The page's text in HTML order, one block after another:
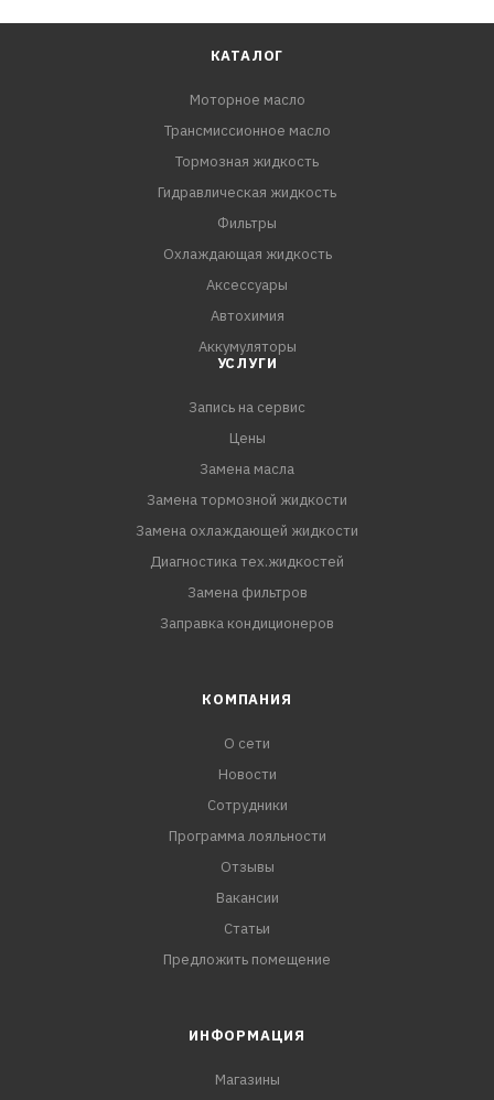
КАТАЛОГ
Моторное масло
Трансмиссионное масло
Тормозная жидкость
Гидравлическая жидкость
Фильтры
Охлаждающая жидкость
Аксессуары
Автохимия
Аккумуляторы
УСЛУГИ
Запись на сервис
Цены
Замена масла
Замена тормозной жидкости
Замена охлаждающей жидкости
Диагностика тех.жидкостей
Замена фильтров
Заправка кондиционеров
КОМПАНИЯ
О сети
Новости
Сотрудники
Программа лояльности
Отзывы
Вакансии
Статьи
Предложить помещение
ИНФОРМАЦИЯ
Магазины